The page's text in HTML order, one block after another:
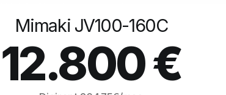
Mimaki JV100-160C
12.800€